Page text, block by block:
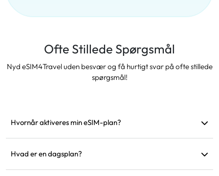
Ofte Stillede Spørgsmål
Nyd eSIM4Travel uden besvær og få hurtigt svar på ofte stillede
spørgsmål!
Hvornår aktiveres min eSIM-plan?
understøttet netværk. Vi anbefaler at installere den før
Hvad er en dagsplan?